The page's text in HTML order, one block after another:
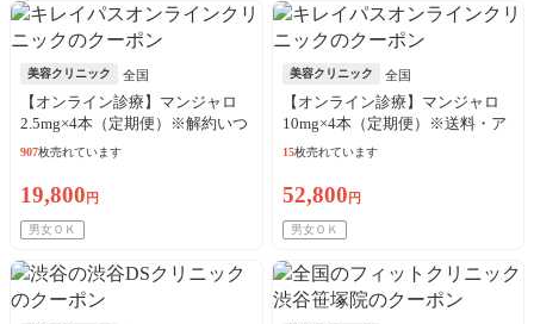
美容クリニック 全国
【オンライン診療】マンジャロ
2.5mg×4本（定期便）※解約いつ
でも可能！
907枚売れています
19,800 円
男女ＯＫ
美容クリニック 全国
【オンライン診療】マンジャロ
10mg×4本（定期便）※送料・ア
ルコール綿・診察料込
15枚売れています
52,800 円
男女ＯＫ